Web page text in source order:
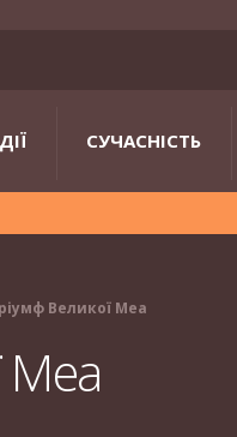
СУЧАСНІСТЬ
Великої Меа
Меа